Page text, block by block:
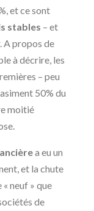
et ce sont
stables – et
A propos de
à décrire, les
– peu
50% du
moitié
a eu un
et la chute
neuf » que
de